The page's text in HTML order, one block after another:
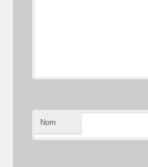
Nom